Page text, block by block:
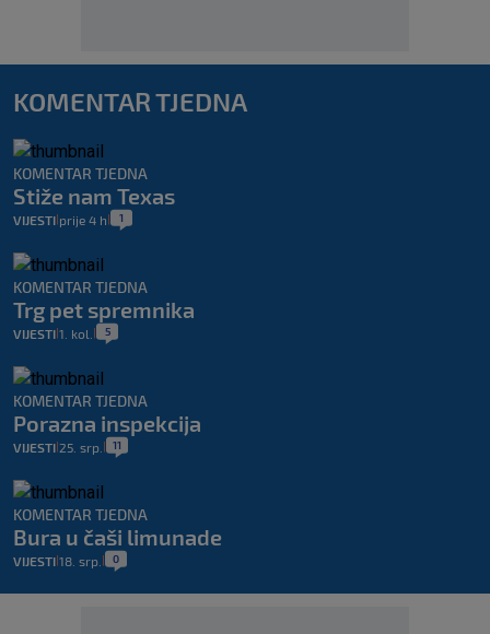
KOMENTAR TJEDNA
KOMENTAR TJEDNA
Stiže nam Texas
VIJESTI prije 4 h 1
KOMENTAR TJEDNA
Trg pet spremnika
VIJESTI 1. kol. 5
KOMENTAR TJEDNA
Porazna inspekcija
VIJESTI 25. srp. 11
KOMENTAR TJEDNA
Bura u čaši limunade
VIJESTI 18. srp. 0